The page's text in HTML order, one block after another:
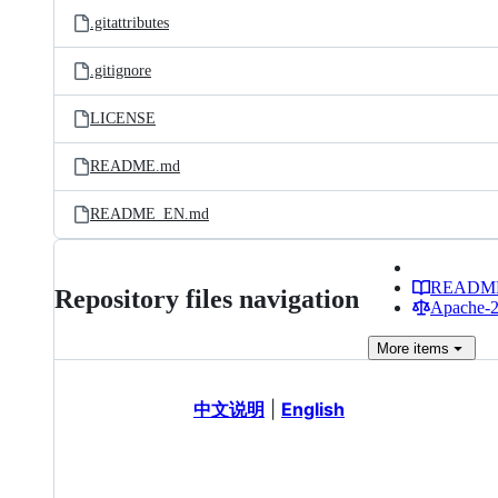
.gitattributes
.gitignore
LICENSE
README.md
README_EN.md
Repository files navigation
Apache-
More items
中文说明 English